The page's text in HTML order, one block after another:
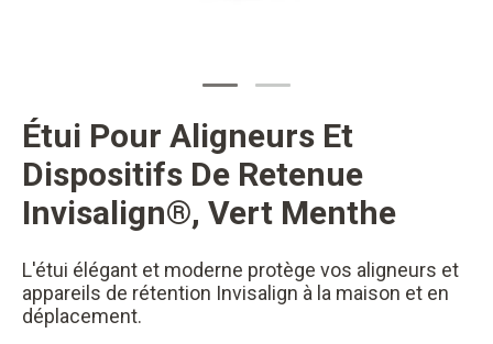
button
Étui Pour Aligneurs Et
Dispositifs De Retenue
Invisalign®, Vert Menthe
L'étui élégant et moderne protège vos aligneurs et
appareils de rétention Invisalign à la maison et en
déplacement.